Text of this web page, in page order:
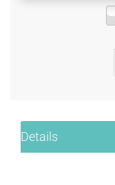
Details